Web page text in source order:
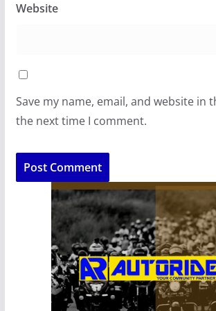
Website
Save my name, email, and website in
the next time I comment.